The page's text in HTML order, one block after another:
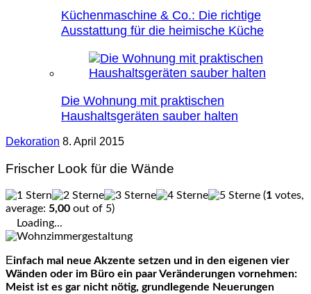
Küchenmaschine & Co.: Die richtige
Ausstattung für die heimische Küche
Die Wohnung mit praktischen
Haushaltsgeräten sauber halten
Dekoration 8. April 2015
Frischer Look für die Wände
(1 votes,
average: 5,00 out of 5)
Loading...
Einfach mal neue Akzente setzen und in den eigenen vier
Wänden oder im Büro ein paar Veränderungen vornehmen:
Meist ist es gar nicht nötig, grundlegende Neuerungen